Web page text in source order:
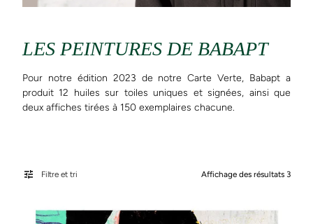
LES PEINTURES DE BABAPT
Pour notre édition 2023 de notre Carte Verte, Babapt a
produit 12 huiles sur toiles uniques et signées, ainsi que
deux affiches tirées à 150 exemplaires chacune.
Filtre et tri Affichage des résultats 3